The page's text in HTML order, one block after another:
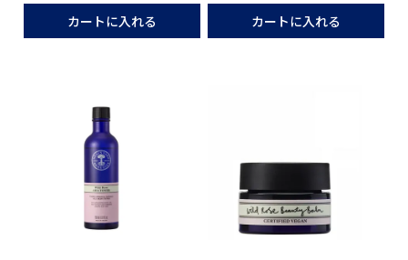
カートに入れる カートに入れる